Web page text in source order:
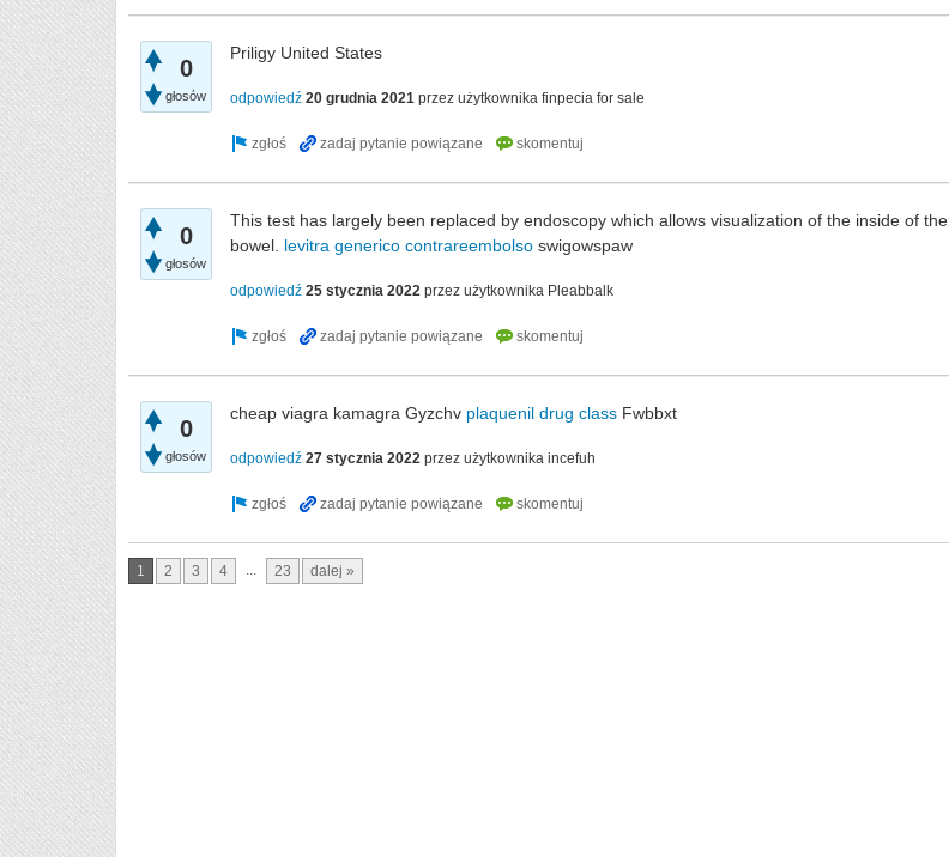
0
głosów
Priligy United States
odpowiedź 20 grudnia 2021 przez użytkownika finpecia for sale
0
głosów
This test has largely been replaced by endoscopy which allows visualization of the inside of the
bowel. levitra generico contrareembolso swigowspaw
odpowiedź 25 stycznia 2022 przez użytkownika Pleabbalk
0
głosów
cheap viagra kamagra Gyzchv plaquenil drug class Fwbbxt
odpowiedź 27 stycznia 2022 przez użytkownika incefuh
1 2 3 4 23 dalej »